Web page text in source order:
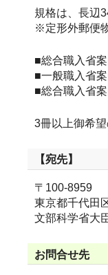
規格は、長辺
※定形外郵便
■総合職入省
■一般職入省
■総合職入省
3冊以上御希
【宛先】
〒100-8959
東京都千代田
文部科学省大
お問合せ先